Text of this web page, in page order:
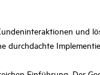
und
durchdachte